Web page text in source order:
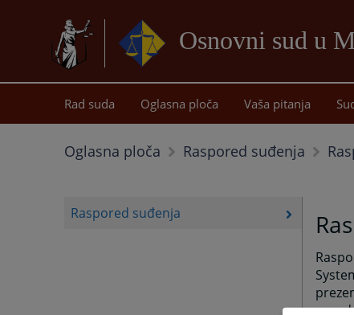
Osnovni sud u
Rad suda Oglasna ploča Vaša pitanja
Oglasna ploča Raspored suđenja
Raspored suđenja